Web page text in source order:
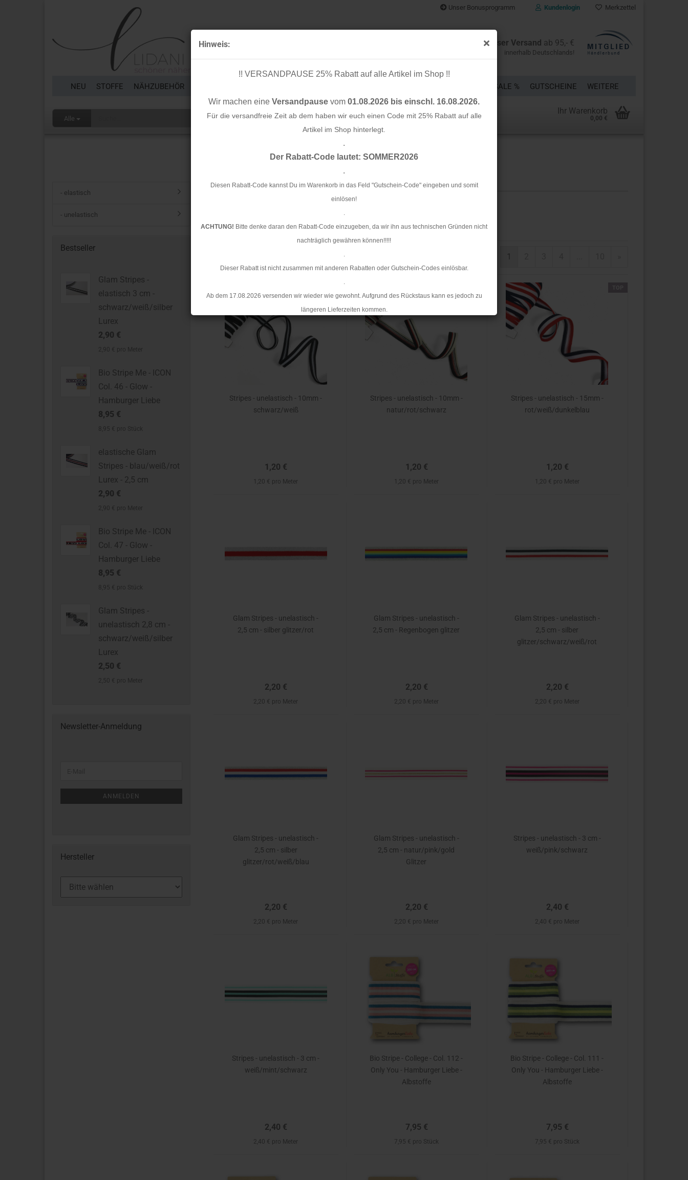
Hinweis:
!! VERSANDPAUSE 25% Rabatt auf alle Artikel im Shop !!
Wir machen eine Versandpause vom 01.08.2026 bis einschl. 16.08.2026.
Für die versandfreie Zeit ab dem haben wir euch einen Code mit 25% Rabatt auf alle
Artikel im Shop hinterlegt.
.
Der Rabatt-Code lautet: SOMMER2026
.
Diesen Rabatt-Code kannst Du im Warenkorb in das Feld "Gutschein-Code" eingeben und somit
einlösen!
.
ACHTUNG! Bitte denke daran den Rabatt-Code einzugeben, da wir ihn aus technischen Gründen nicht
nachträglich gewähren können!!!!!
.
Dieser Rabatt ist nicht zusammen mit anderen Rabatten oder Gutschein-Codes einlösbar.
.
Ab dem 17.08.2026 versenden wir wieder wie gewohnt. Aufgrund des Rückstaus kann es jedoch zu
längeren Lieferzeiten kommen.
Unser Bonusprogramm Kundenlogin Merkzettel
Alle
Kostenloser Versand ab 95,- €
innerhalb Deutschlands!
Ihr Warenkorb
0,00 €
NEU STOFFE NÄHZUBEHÖR % SALE % GUTSCHEINE WEITERE
Alle Hersteller 1
Stripes - unelastisch - 10mm -
schwarz/weiß
1,20 €
1,20 € pro Meter
Stripes - unelastisch - 10mm -
natur/rot/schwarz
1,20 €
1,20 € pro Meter
Stripes - unelastisch - 15mm -
rot/weiß/dunkelblau
1,20 €
1,20 € pro Meter
Glam Stripes - unelastisch -
2,5 cm - silber glitzer/rot
2,20 €
2,20 € pro Meter
Glam Stripes - unelastisch -
2,5 cm - Regenbogen glitzer
2,20 €
2,20 € pro Meter
Glam Stripes - unelastisch -
2,5 cm - silber
glitzer/schwarz/weiß/rot
2,20 €
2,20 € pro Meter
Glam Stripes - unelastisch -
2,5 cm - silber
glitzer/rot/weiß/blau
2,20 €
2,20 € pro Meter
Glam Stripes - unelastisch -
2,5 cm - natur/pink/gold
Glitzer
2,20 €
2,20 € pro Meter
Stripes - unelastisch - 3 cm -
weiß/pink/schwarz
2,40 €
2,40 € pro Meter
Stripes - unelastisch - 3 cm -
weiß/mint/schwarz
2,40 €
2,40 € pro Meter
Bio Stripe - College - Col. 112 -
Only You - Hamburger Liebe -
Albstoffe
7,95 €
7,95 € pro Stück
Bio Stripe - College - Col. 111 -
Only You - Hamburger Liebe -
Albstoffe
7,95 €
7,95 € pro Stück
- elastisch
- unelastisch
Bestseller
Glam Stripes -
elastisch 3 cm -
schwarz/weiß/silber
Lurex
2,90 €
Bio Stripe Me - ICON
Col. 46 - Glow -
Hamburger Liebe
8,95 €
elastische Glam
Stripes - blau/weiß/rot
Lurex - 2,5 cm
2,90 €
Bio Stripe Me - ICON
Col. 47 - Glow -
Hamburger Liebe
8,95 €
Glam Stripes -
unelastisch 2,8 cm -
schwarz/weiß/silber
Lurex
2,50 €
Newsletter-Anmeldung
ANMELDEN
Hersteller